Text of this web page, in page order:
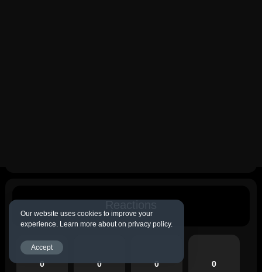
0 0 0 0
Our website uses cookies to improve your
experience. Learn more about on privacy policy.
Accept